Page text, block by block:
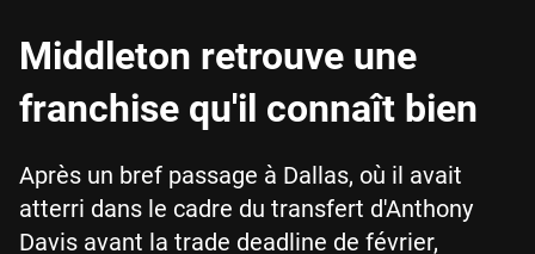
Middleton retrouve une
franchise qu'il connaît bien
Après un bref passage à Dallas, où il avait
atterri dans le cadre du transfert d'Anthony
Davis avant la trade deadline de février,